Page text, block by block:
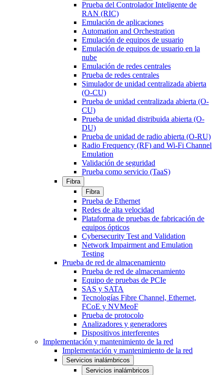
Prueba del Controlador Inteligente de
RAN (RIC)
Emulación de aplicaciones
Automation and Orchestration
Emulación de equipos de usuario
Emulación de equipos de usuario en la
nube
Emulación de redes centrales
Prueba de redes centrales
Simulador de unidad centralizada abierta
(O-CU)
Prueba de unidad centralizada abierta (O-
CU)
Prueba de unidad distribuida abierta (O-
DU)
Prueba de unidad de radio abierta (O-RU)
Radio Frequency (RF) and Wi-Fi Channel
Emulation
Validación de seguridad
Prueba como servicio (TaaS)
Fibra
Fibra
Prueba de Ethernet
Redes de alta velocidad
Plataforma de pruebas de fabricación de
equipos ópticos
Cybersecurity Test and Validation
Network Impairment and Emulation
Testing
Prueba de red de almacenamiento
Prueba de red de almacenamiento
Equipo de pruebas de PCIe
SAS y SATA
Tecnologías Fibre Channel, Ethernet,
FCoE y NVMeoF
Prueba de protocolo
Analizadores y generadores
Dispositivos interferentes
Implementación y mantenimiento de la red
Implementación y mantenimiento de la red
Servicios inalámbricos
Servicios inalámbricos